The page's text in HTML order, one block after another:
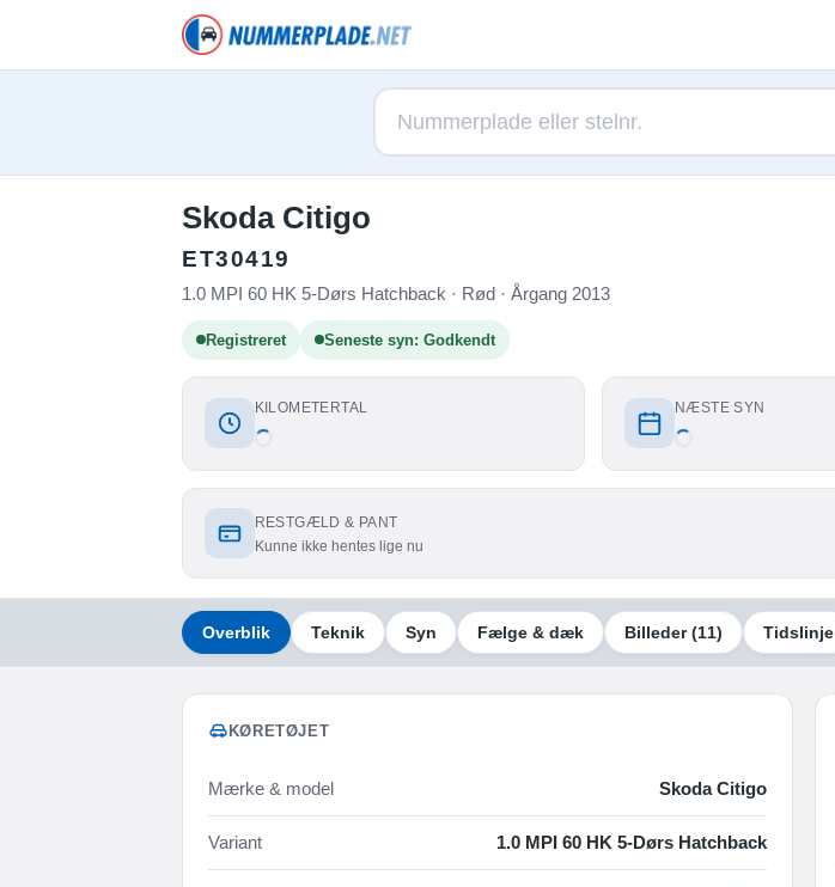
Skoda Citigo
ET30419
1.0 MPI 60 HK 5-Dørs Hatchback · Rød · Årgang 2013
Registreret Seneste syn: Godkendt
KILOMETERTAL NÆSTE SYN
RESTGÆLD & PANT
Kunne ikke hentes lige nu
Overblik Teknik Syn Fælge & dæk Billeder(11) Tidslinje
KØRETØJET
Mærke & model Skoda Citigo
Variant 1.0 MPI 60 HK 5-Dørs Hatchback